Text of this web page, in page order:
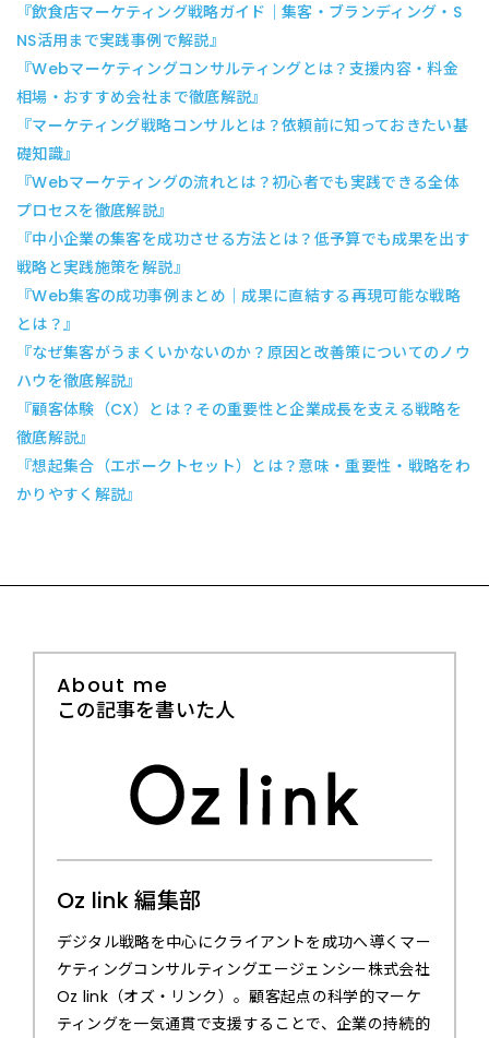
『飲食店マーケティング戦略ガイド｜集客・ブランディング・S
NS活用まで実践事例で解説』
『Webマーケティングコンサルティングとは？支援内容・料金
相場・おすすめ会社まで徹底解説』
『マーケティング戦略コンサルとは？依頼前に知っておきたい基
礎知識』
『Webマーケティングの流れとは？初心者でも実践できる全体
プロセスを徹底解説』
『中小企業の集客を成功させる方法とは？低予算でも成果を出す
戦略と実践施策を解説』
『Web集客の成功事例まとめ｜成果に直結する再現可能な戦略
とは？』
『なぜ集客がうまくいかないのか？原因と改善策についてのノウ
ハウを徹底解説』
『顧客体験（CX）とは？その重要性と企業成長を支える戦略を
徹底解説』
『想起集合（エボークトセット）とは？意味・重要性・戦略をわ
かりやすく解説』
About me
この記事を書いた人
Oz link 編集部
デジタル戦略を中心にクライアントを成功へ導くマー
ケティングコンサルティングエージェンシー株式会社
Oz link（オズ・リンク）。顧客起点の科学的マーケ
ティングを一気通貫で支援することで、企業の持続的